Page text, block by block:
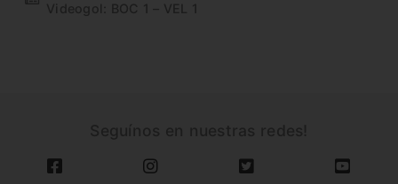
Videogol: BOC 1 – VEL 1